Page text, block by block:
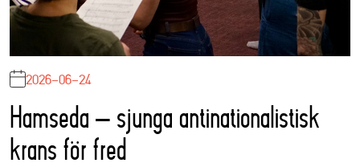
2026-06-24
Hamseda – sjunga antinationalistisk
krans för fred